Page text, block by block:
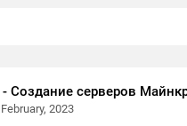
- Создание серверов
2023